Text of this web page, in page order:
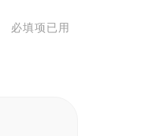
必填项已用